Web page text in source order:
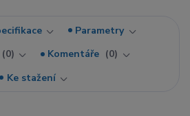
Parametry
0 Komentáře
0
Ke stažení